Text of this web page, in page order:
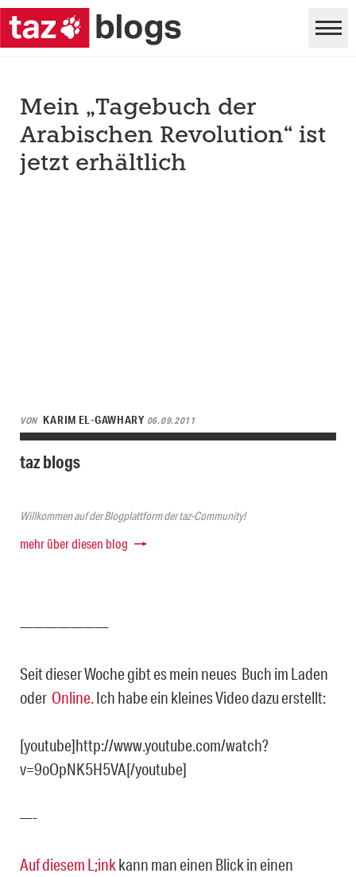
Mein „Tagebuch der
Arabischen Revolution“ ist
jetzt erhältlich
VON KARIM EL-GAWHARY 06.09.2011
taz blogs
Willkommen auf der Blogplattform der taz-Community!
mehr über diesen blog
———————
Seit dieser Woche gibt es mein neues Buch im Laden
oder Online.Ich habe ein kleines Video dazu erstellt:
[youtube]http://www.youtube.com/watch?
v=9oOpNK5H5VA[/youtube]
—-
Auf diesem L;inkkann man einen Blick in einen